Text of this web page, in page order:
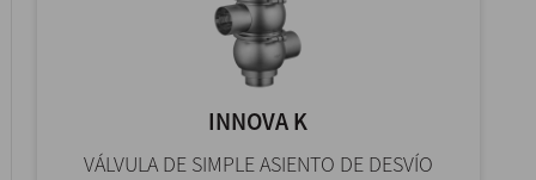
INNOVA K
VÁLVULA DE SIMPLE ASIENTO DE DESVÍO